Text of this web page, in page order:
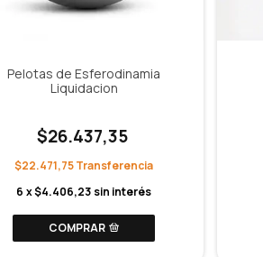
Pelotas de Esferodinamia
Liquidacion
$26.437,35
$22.471,75
6 x$4.406,23 sin interés
COMPRAR